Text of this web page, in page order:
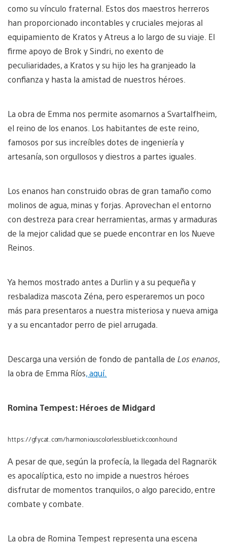
como su vínculo fraternal. Estos dos maestros herreros
han proporcionado incontables y cruciales mejoras al
equipamiento de Kratos y Atreus a lo largo de su viaje. El
firme apoyo de Brok y Sindri, no exento de
peculiaridades, a Kratos y su hijo les ha granjeado la
confianza y hasta la amistad de nuestros héroes.
La obra de Emma nos permite asomarnos a Svartalfheim,
el reino de los enanos. Los habitantes de este reino,
famosos por sus increíbles dotes de ingeniería y
artesanía, son orgullosos y diestros a partes iguales.
Los enanos han construido obras de gran tamaño como
molinos de agua, minas y forjas. Aprovechan el entorno
con destreza para crear herramientas, armas y armaduras
de la mejor calidad que se puede encontrar en los Nueve
Reinos.
Ya hemos mostrado antes a Durlin y a su pequeña y
resbaladiza mascota Zéna, pero esperaremos un poco
más para presentaros a nuestra misteriosa y nueva amiga
y a su encantador perro de piel arrugada.
Descarga una versión de fondo de pantalla de Los enanos,
la obra de Emma Ríos, aquí.
Romina Tempest: Héroes de Midgard
https://gfycat.com/harmoniouscolorlessbluetickcoonhound
A pesar de que, según la profecía, la llegada del Ragnarök
es apocalíptica, esto no impide a nuestros héroes
disfrutar de momentos tranquilos, o algo parecido, entre
combate y combate.
La obra de Romina Tempest representa una escena